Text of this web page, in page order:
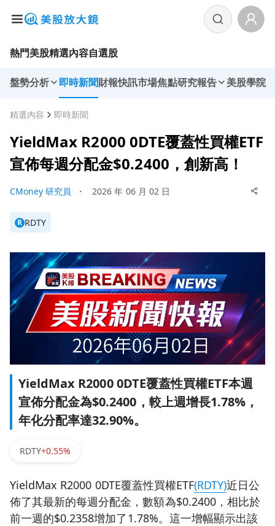
熱門美股精選內容自選股
盤勢分析 即時新聞財報快訊市場焦點研究報告 美股學院
精選內容 即時新聞
YieldMax R2000 0DTE覆蓋性買權ETF
宣佈每週分配金$0.2400，創新高！
CMoney 研究員 ・ 2026 年 06 月 02 日
R RDTY
YieldMax R2000 0DTE覆蓋性買權ETF本週
宣佈分配金為$0.2400，較上週增長1.78%，
年化分配率達32.90%。
RDTY+0.55%
YieldMax R2000 0DTE覆蓋性買權ETF(RDTY)近日公
佈了其最新的每週分配金，數額為$0.2400，相比於
前一週的$0.2358增加了1.78%。這一增幅顯示出該